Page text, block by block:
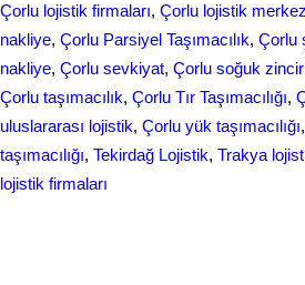
Çorlu lojistik firmaları, Çorlu lojistik
nakliye, Çorlu Parsiyel Taşımacılık, Çorlu
nakliye, Çorlu sevkiyat, Çorlu soğuk zincir
Çorlu taşımacılık, Çorlu Tır Taşımacılığı,
uluslararası lojistik, Çorlu yük taşımacılığı,
taşımacılığı, Tekirdağ Lojistik, Trakya
lojistik firmaları